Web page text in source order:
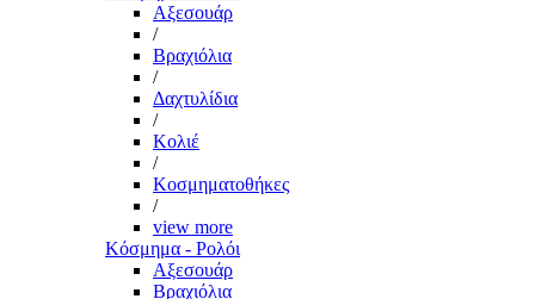
Αξεσουάρ
/
Βραχιόλια
/
Δαχτυλίδια
/
Κολιέ
/
Κοσμηματοθήκες
/
view more
Κόσμημα - Ρολόι
Αξεσουάρ
Βραχιόλια